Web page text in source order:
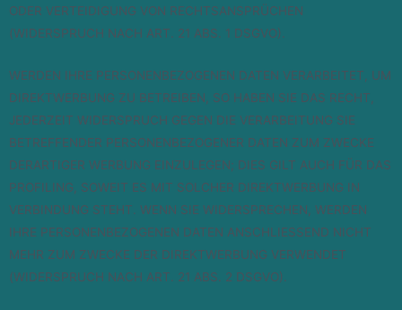
ODER VERTEIDIGUNG VON RECHTSANSPRÜCHEN
(WIDERSPRUCH NACH ART. 21 ABS. 1 DSGVO).
WERDEN IHRE PERSONENBEZOGENEN DATEN VERARBEITET, UM
DIREKTWERBUNG ZU BETREIBEN, SO HABEN SIE DAS RECHT,
JEDERZEIT WIDERSPRUCH GEGEN DIE VERARBEITUNG SIE
BETREFFENDER PERSONENBEZOGENER DATEN ZUM ZWECKE
DERARTIGER WERBUNG EINZULEGEN; DIES GILT AUCH FÜR DAS
PROFILING, SOWEIT ES MIT SOLCHER DIREKTWERBUNG IN
VERBINDUNG STEHT. WENN SIE WIDERSPRECHEN, WERDEN
IHRE PERSONENBEZOGENEN DATEN ANSCHLIESSEND NICHT
MEHR ZUM ZWECKE DER DIREKTWERBUNG VERWENDET
(WIDERSPRUCH NACH ART. 21 ABS. 2 DSGVO).